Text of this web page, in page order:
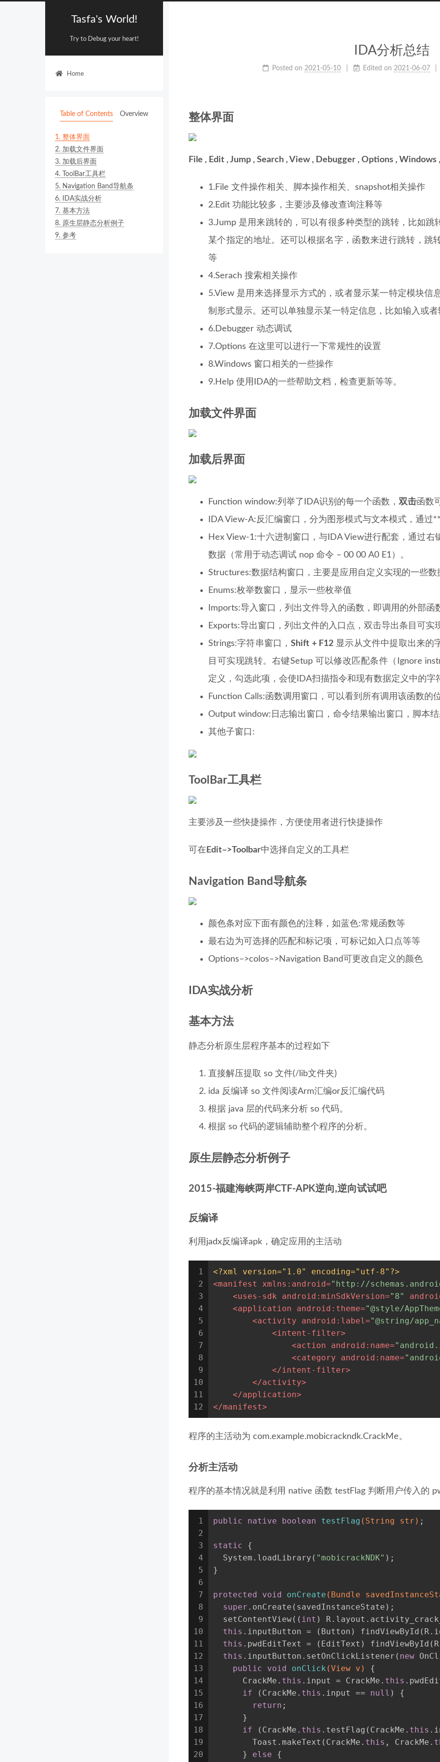
Tasfa's World!
Try to Debug your heart!
Home
IDA分析总结
Posted on 2021-05-10 Edited on 2021-06-07
整体界面
File , Edit , Jump , Search , View , Debugger , Options , Windows
1.File 文件操作相关、脚本操作相关、snapshot相关操作
2.Edit 功能比较多，主要涉及修改查询注释等
3.Jump 是用来跳转的，可以有很多种类型的跳转，比如跳
某个指定的地址。还可以根据名字，函数来进行跳转，跳
等
4.Serach 搜索相关操作
5.View 是用来选择显示方式的，或者显示某一特定模块信
制形式显示。还可以单独显示某一特定信息，比如输入或者
6.Debugger 动态调试
7.Options 在这里可以进行一下常规性的设置
8.Windows 窗口相关的一些操作
9.Help 使用IDA的一些帮助文档，检查更新等等。
加载文件界面
加载后界面
Function window:列举了IDA识别的每一个函数， 双击函数
IDA View-A:反汇编窗口，分为图形模式与文本模式，通过
Hex View-1:十六进制窗口，与IDA View进行配套，通过右
数据（常用于动态调试 nop 命令 – 00 00 A0 E1）。
Structures:数据结构窗口，主要是应用自定义实现的一些数
Enums:枚举数窗口，显示一些枚举值
Imports:导入窗口，列出文件导入的函数，即调用的外部函
Exports:导出窗口，列出文件的入口点，双击导出条目可实
Strings:字符串窗口，Shift + F12显示从文件中提取出来的
目可实现跳转。右键Setup 可以修改匹配条件（Ignore
定义，勾选此项，会使IDA扫描指令和现有数据定义中的字
Function Calls:函数调用窗口，可以看到所有调用该函数的
Output window:日志输出窗口，命令结果输出窗口，脚本
其他子窗口:
ToolBar工具栏
主要涉及一些快捷操作，方便使用者进行快捷操作
可在 Edit–>Toolbar中选择自定义的工具栏
Navigation Band导航条
颜色条对应下面有颜色的注释，如蓝色:常规函数等
最右边为可选择的匹配和标记项，可标记如入口点等等
Options–>colos–>Navigation Band可更改自定义的颜色
IDA实战分析
基本方法
静态分析原生层程序基本的过程如下
直接解压提取 so 文件(/lib文件夹)
ida 反编译 so 文件阅读Arm汇编or反汇编代码
根据 java 层的代码来分析 so 代码。
根据 so 代码的逻辑辅助整个程序的分析。
原生层静态分析例子
2015-福建海峡两岸CTF-APK逆向,逆向试试吧
反编译
利用jadx反编译apk，确定应用的主活动
1
2
3
4
5
6
7
8
9
10
11
12
<?xml version="1.0" encoding="utf-8"?>
<manifest xmlns:android="http://
<uses-sdk android:minSdkVersion="8"
<application android:theme="@style/
<activity android:label="@string/
<intent-filter>
<action android:name=
<category android:name=
</intent-filter>
</activity>
</application>
</manifest>
程序的主活动为 com.example.mobicrackndk.CrackMe。
分析主活动
程序的基本情况就是利用 native 函数 testFlag 判断用户传入的
1
2
3
4
5
6
7
8
9
10
11
12
13
14
15
16
17
18
19
20
public native boolean testFlag (String str) ;
static {
  System.loadLibrary(
"mobicrackNDK" );
}
protected void onCreate (Bundle
super .onCreate(savedInstanceState);
  setContentView((
int )
this .inputButton = (Button)
this .pwdEditText = (EditText)
this .inputButton.setOnClickListener( new
public
void onClick (View v)
{
      CrackMe.
this .input = CrackMe. this
if (CrackMe. this .input == null ) {
return ;
      }
if (CrackMe. this .testFlag(CrackMe. this
        Toast.makeText(CrackMe.
this , CrackMe.
      }
else {
Table of Contents Overview
1. 整体界面
2. 加载文件界面
3. 加载后界面
4.
ToolBar工具栏
5. Navigation Band导航条
6.
IDA实战分析
7. 基本方法
8. 原生层静态分析例子
9. 参考